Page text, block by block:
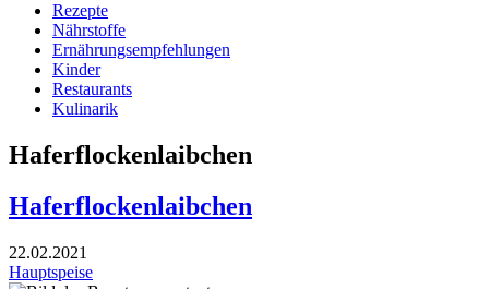
Rezepte
Nährstoffe
Ernährungsempfehlungen
Kinder
Restaurants
Kulinarik
Haferflockenlaibchen
Haferflockenlaibchen
22.02.2021
Hauptspeise